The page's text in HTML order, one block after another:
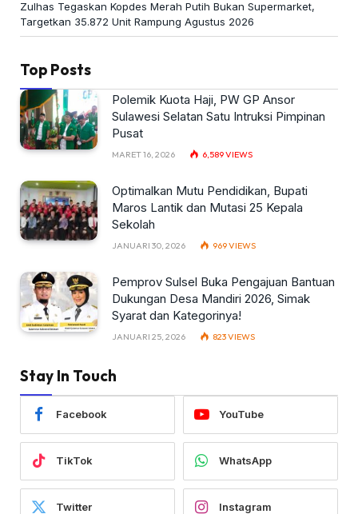
Zulhas Tegaskan Kopdes Merah Putih Bukan Supermarket,
Targetkan 35.872 Unit Rampung Agustus 2026
Top Posts
Polemik Kuota Haji, PW GP Ansor
Sulawesi Selatan Satu Intruksi Pimpinan
Pusat
MARET 16, 2026 6,589VIEWS
Optimalkan Mutu Pendidikan, Bupati
Maros Lantik dan Mutasi 25 Kepala
Sekolah
JANUARI 30, 2026 969VIEWS
Pemprov Sulsel Buka Pengajuan Bantuan
Dukungan Desa Mandiri 2026, Simak
Syarat dan Kategorinya!
JANUARI 25, 2026 823VIEWS
Stay In Touch
Facebook YouTube
TikTok WhatsApp
Twitter Instagram